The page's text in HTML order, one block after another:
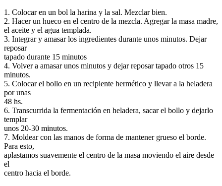
1. Colocar en un bol la harina y la sal. Mezclar bien.
2. Hacer un hueco en el centro de la mezcla. Agregar la masa madre,
el aceite y el agua templada.
3. Integrar y amasar los ingredientes durante unos minutos. Dejar
reposar
tapado durante 15 minutos
4. Volver a amasar unos minutos y dejar reposar tapado otros 15
minutos.
5. Colocar el bollo en un recipiente hermético y llevar a la heladera
por unas
48 hs.
6. Transcurrida la fermentación en heladera, sacar el bollo y dejarlo
templar
unos 20-30 minutos.
7. Moldear con las manos de forma de mantener grueso el borde.
Para esto,
aplastamos suavemente el centro de la masa moviendo el aire desde
el
centro hacia el borde.